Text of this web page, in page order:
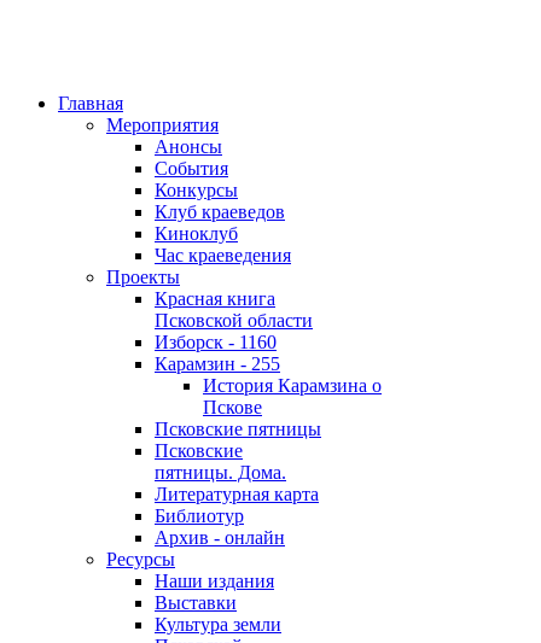
Главная
Мероприятия
Анонсы
События
Конкурсы
Клуб краеведов
Киноклуб
Час краеведения
Проекты
Красная книга
Псковской области
Изборск - 1160
Карамзин - 255
История Карамзина о
Пскове
Псковские пятницы
Псковские
пятницы. Дома.
Литературная карта
Библиотур
Архив - онлайн
Ресурсы
Наши издания
Выставки
Культура земли